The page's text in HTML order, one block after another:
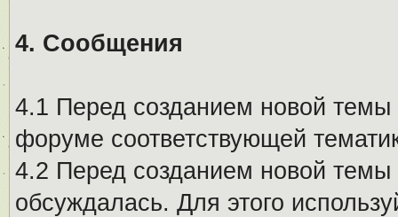
4. Сообщения
4.1 Перед созданием новой темы
форуме соответствующей
4.2 Перед созданием новой
обсуждалась. Для этого